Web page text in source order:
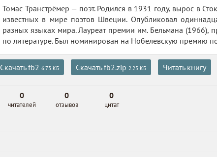
Томас Транстрёмер — поэт. Родился в 1931 году, вырос в
известных в мире поэтов Швеции. Опубликовал
разных языках мира. Лауреат премии им. Бельмана (1966),
по литературе. Был номинирован на Нобелевскую премию
Скачать fb2 6.73 КБ Скачать fb2.zip 2.25 КБ Читать книгу
0
читателей
0
отзывов
0
цитат